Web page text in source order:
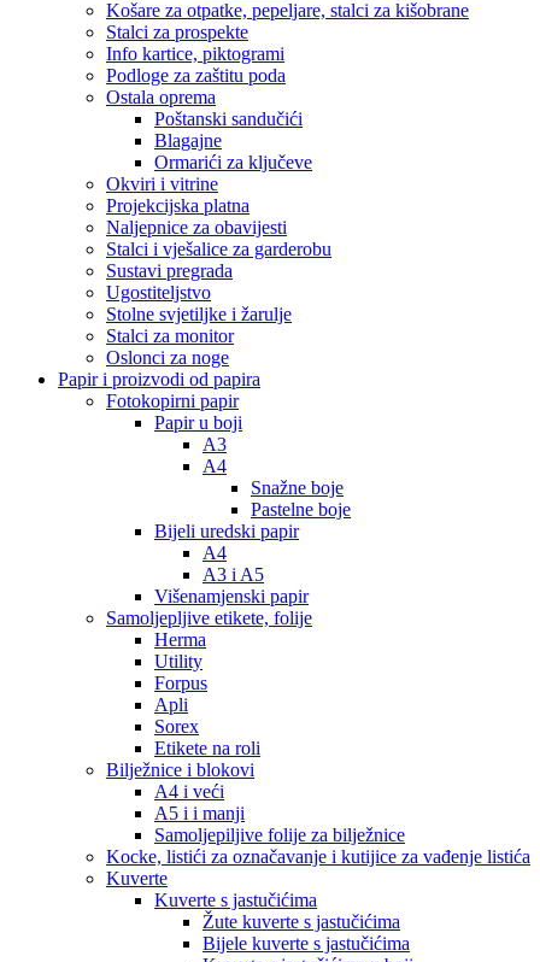
Košare za otpatke, pepeljare, stalci za kišobrane
Stalci za prospekte
Info kartice, piktogrami
Podloge za zaštitu poda
Ostala oprema
Poštanski sandučići
Blagajne
Ormarići za ključeve
Okviri i vitrine
Projekcijska platna
Naljepnice za obavijesti
Stalci i vješalice za garderobu
Sustavi pregrada
Ugostiteljstvo
Stolne svjetiljke i žarulje
Stalci za monitor
Oslonci za noge
Papir i proizvodi od papira
Fotokopirni papir
Papir u boji
A3
A4
Snažne boje
Pastelne boje
Bijeli uredski papir
A4
A3 i A5
Višenamjenski papir
Samoljepljive etikete, folije
Herma
Utility
Forpus
Apli
Sorex
Etikete na roli
Bilježnice i blokovi
A4 i veći
A5 i i manji
Samoljepiljive folije za bilježnice
Kocke, listići za označavanje i kutijice za vađenje listića
Kuverte
Kuverte s jastučićima
Žute kuverte s jastučićima
Bijele kuverte s jastučićima